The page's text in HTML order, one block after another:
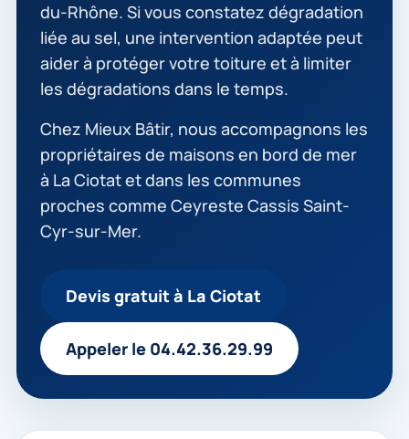
du-Rhône. Si vous constatez dégradation
liée au sel, une intervention adaptée peut
aider à protéger votre toiture et à limiter
les dégradations dans le temps.
Chez Mieux Bâtir, nous accompagnons les
propriétaires de maisons en bord de mer
à La Ciotat et dans les communes
proches comme Ceyreste Cassis Saint-
Cyr-sur-Mer.
Devis gratuit à La Ciotat
Appeler le 04.42.36.29.99